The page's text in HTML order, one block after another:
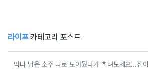
라이프카테고리 포스트
먹다 남은 소주 따로 모아뒀다가 뿌려보세요...집